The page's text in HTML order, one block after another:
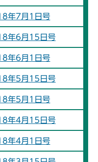
年7月1日号
年6月15日号
年6月1日号
年5月15日号
年5月1日号
年4月15日号
年4月1日号